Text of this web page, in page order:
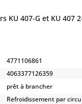
KU 407-G et KU 407
4771106861
4063377126359
prêt à brancher
Refroidissement par